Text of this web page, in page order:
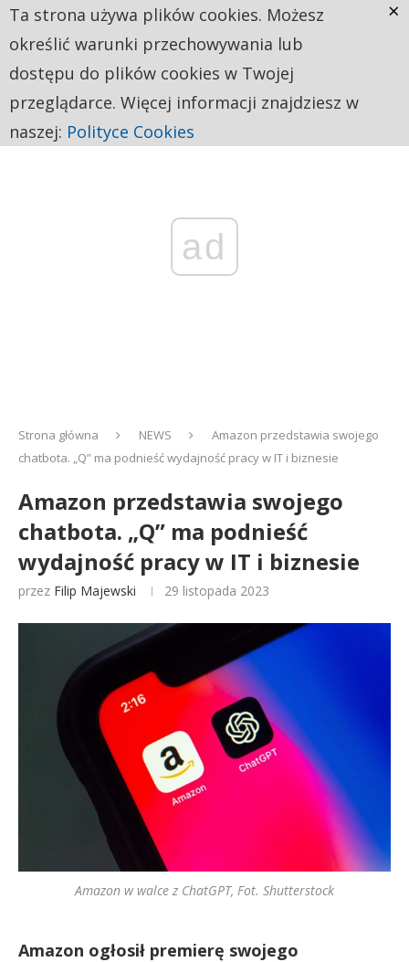
ad
Strona główna NEWS
Amazon przedstawia swojego
chatbota. „Q” ma podnieść wydajność pracy w IT i biznesie
Amazon przedstawia swojego
chatbota. „Q” ma podnieść
wydajność pracy w IT i biznesie
przez Filip Majewski 29 listopada 2023
Amazon w walce z ChatGPT, Fot. Shutterstock
Amazon ogłosił premierę swojego
Ta strona używa plików cookies. Możesz
określić warunki przechowywania lub
dostępu do plików cookies w Twojej
przeglądarce. Więcej informacji znajdziesz w
naszej: Polityce Cookies
×